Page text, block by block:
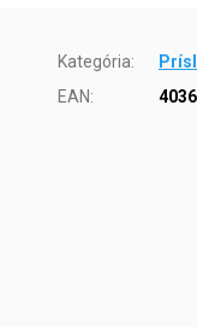
Kategória:
EAN: